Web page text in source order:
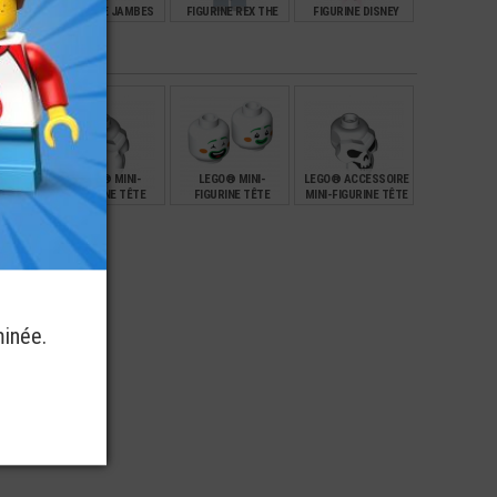
FIGURINE JAMBES
JEAN POCHE (B9)
FIGURINE REX THE
FIGURINE DISNEY
(3M)
LEGO® MINI-
FIGURINE TÊTE
CRANE AVEC TENON -
5,99
LEGO® MINI-
FIGURINE TÊTE
LEGO® ACCESSOIRE
MINI-FIGURINE TÊTE